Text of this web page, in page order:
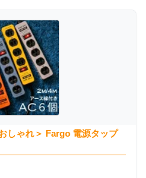
しゃれ＞ Fargo 電源タップ